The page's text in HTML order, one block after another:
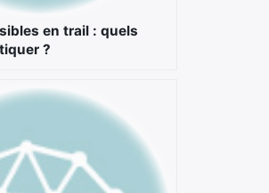
en trail : quels
?